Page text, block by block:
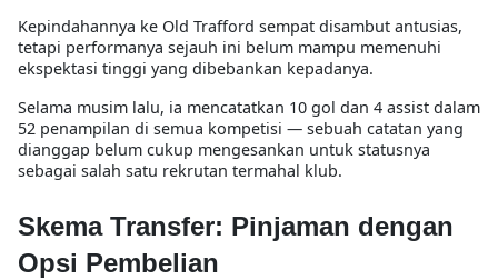
Kepindahannya ke Old Trafford sempat disambut antusias,
tetapi performanya sejauh ini belum mampu memenuhi
ekspektasi tinggi yang dibebankan kepadanya.
Selama musim lalu, ia mencatatkan 10 gol dan 4 assist dalam
52 penampilan di semua kompetisi — sebuah catatan yang
dianggap belum cukup mengesankan untuk statusnya
sebagai salah satu rekrutan termahal klub.
Skema Transfer: Pinjaman dengan
Opsi Pembelian